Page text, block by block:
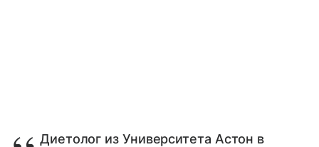
Диетолог из Университета Астон в